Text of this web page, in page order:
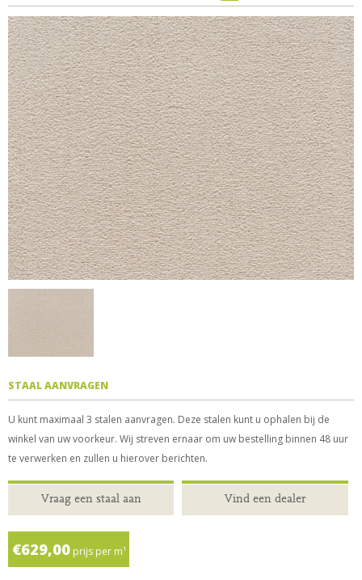
STAAL AANVRAGEN
U kunt maximaal 3 stalen aanvragen. Deze stalen kunt u ophalen bij de
winkel van uw voorkeur. Wij streven ernaar om uw bestelling binnen 48 uur
te verwerken en zullen u hierover berichten.
Vraag een staal aan Vind een dealer
€629,00prijs per m¹